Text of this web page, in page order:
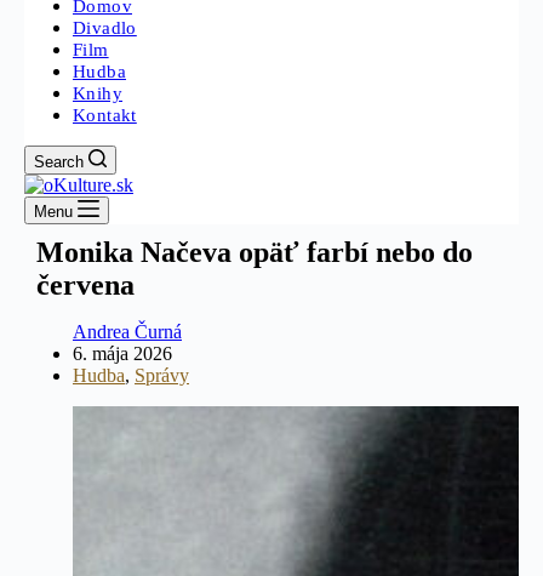
Domov
Divadlo
Film
Hudba
Knihy
Kontakt
Search
Menu
Monika Načeva opäť farbí nebo do
červena
Andrea Čurná
6. mája 2026
Hudba, Správy